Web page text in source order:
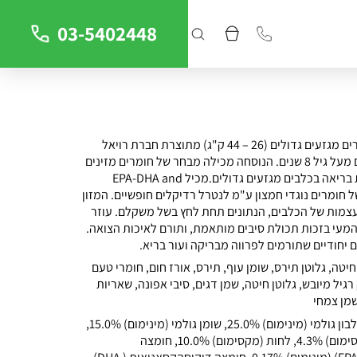
03-5402448
אוכל לכלבים מבוגרים מגזעים גדולים (26 – 44 ק"ג) מתוצרת חברת רויאל
קנין, מיועד לכלבים מעל גיל 8 שנים. הנוסחה מכילה מבחר של חומרים מזינים
לתמיכה בהזדקנות בריאה בכלבים מגזעים גדולים.מכיל EPA-DHA and
נוגדי חמצון ע"מ לנטרל רדיקלים חופשיים. המזון
של הכלבים, הנתונים תחת לחץ בשל משקלם. עוזר
בזכות תכולת סיבים מותאמת, ותורם לאיכות הצואה.
יחודיים שתורמים לפרווה מבריקה ועור בריא.
גלוטן תירס, שומן עוף, תירס, אורז חום, חומרי טעם
מיובש, גלוטן חיטה, שמן דגים, סיבי אפונה, שאריות
צמחי
ערכים תזונתיים: חלבון גולמי (מינימום) 25.0%, שומן גולמי (מינימום) 15.0%,
סיבים גולמיים (מקסימום) 4.3%, לחות (מקסימום) 10.0%, חומצה